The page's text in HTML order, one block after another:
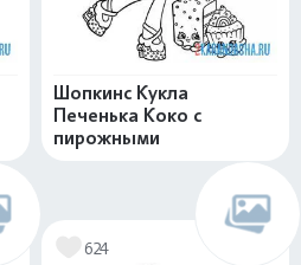
Шопкинс Кукла
Печенька Коко с
пирожными
624